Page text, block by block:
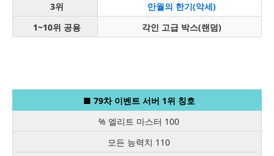
3위
만월의 한기(악세)
1~10위 공용 각인 고급 박스(랜덤)
■ 79차 이벤트 서버 1위 칭호
% 엘리트 마스터 100
모든 능력치 110